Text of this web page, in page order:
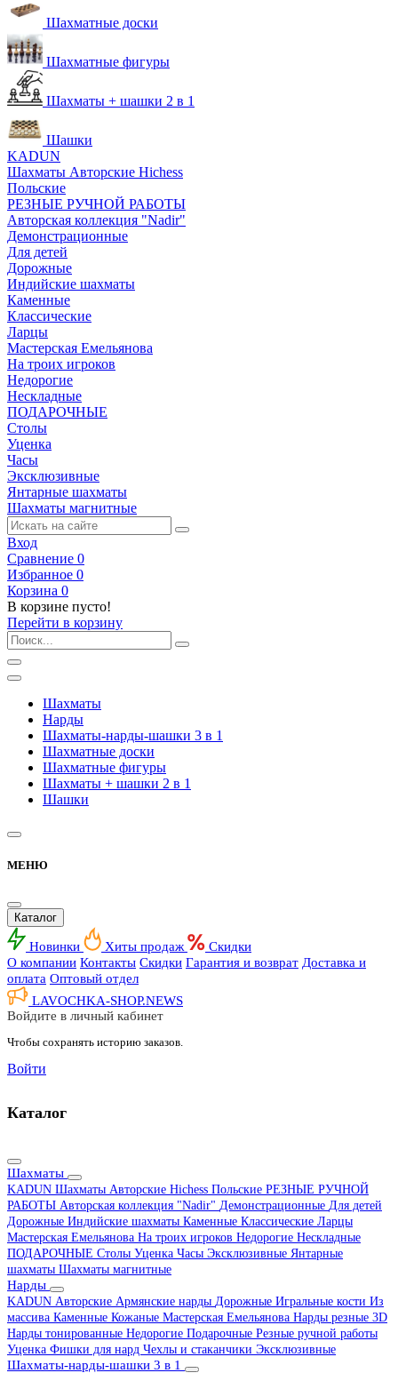
Шахматные доски
Шахматные фигуры
Шахматы + шашки 2 в 1
Шашки
KADUN
Шахматы Авторские Hichess
Польские
РЕЗНЫЕ РУЧНОЙ РАБОТЫ
Авторская коллекция "Nadir"
Демонстрационные
Для детей
Дорожные
Индийские шахматы
Каменные
Классические
Ларцы
Мастерская Емельянова
На троих игроков
Недорогие
Нескладные
ПОДАРОЧНЫЕ
Столы
Уценка
Часы
Эксклюзивные
Янтарные шахматы
Шахматы магнитные
Вход
Сравнение 0
Избранное 0
Корзина 0
В корзине пусто!
Перейти в корзину
Шахматы
Нарды
Шахматы-нарды-шашки 3 в 1
Шахматные доски
Шахматные фигуры
Шахматы + шашки 2 в 1
Шашки
МЕНЮ
Каталог
Новинки Хиты продаж
Скидки
О компании Контакты Скидки Гарантия и возврат Доставка и
оплата Оптовый отдел
LAVOCHKA-SHOP.NEWS
Войдите в личный кабинет
Чтобы сохранять историю заказов.
Войти
Каталог
Шахматы
KADUN Шахматы Авторские Hichess Польские РЕЗНЫЕ РУЧНОЙ
РАБОТЫ Авторская коллекция "Nadir" Демонстрационные Для детей
Дорожные Индийские шахматы Каменные Классические Ларцы
Мастерская Емельянова На троих игроков Недорогие Нескладные
ПОДАРОЧНЫЕ Столы Уценка Часы Эксклюзивные Янтарные
шахматы Шахматы магнитные
Нарды
KADUN Авторские Армянские нарды Дорожные Игральные кости Из
массива Каменные Кожаные Мастерская Емельянова Нарды резные 3D
Нарды тонированные Недорогие Подарочные Резные ручной работы
Уценка Фишки для нард Чехлы и стаканчики Эксклюзивные
Шахматы-нарды-шашки 3 в 1